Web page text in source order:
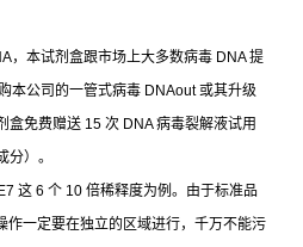
，本试剂盒跟市场上大多数病毒 DNA提
本公司的一管式病毒 DNAout或其升级
盒免费赠送 15 次 DNA病毒裂解液试用
分）。
这 6 个 10 倍稀释度为例。由于标准品
作一定要在独立的区域进行，千万不能污